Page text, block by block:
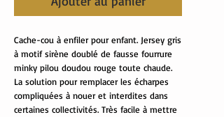
Cache-cou à enfiler pour enfant. Jersey gris
à motif sirène doublé de fausse fourrure
minky pilou doudou rouge toute chaude.
La solution pour remplacer les écharpes
compliquées à nouer et interdites dans
certaines collectivités. Très facile à mettre